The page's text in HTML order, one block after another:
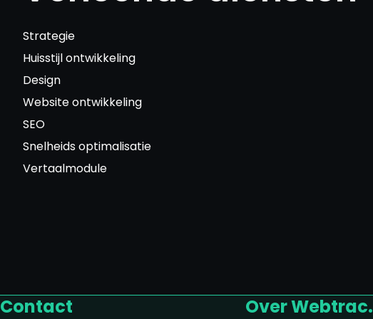
Strategie
Huisstijl ontwikkeling
Design
Website ontwikkeling
SEO
Snelheids optimalisatie
Vertaalmodule
Contact Over Webtrac.